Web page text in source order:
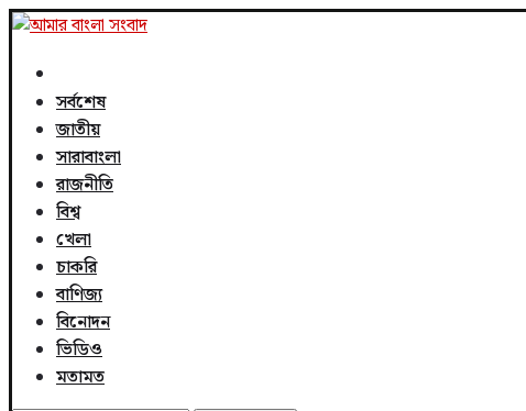
সর্বশেষ
জাতীয়
সারাবাংলা
রাজনীতি
বিশ্ব
খেলা
চাকরি
বাণিজ্য
বিনোদন
ভিডিও
মতামত